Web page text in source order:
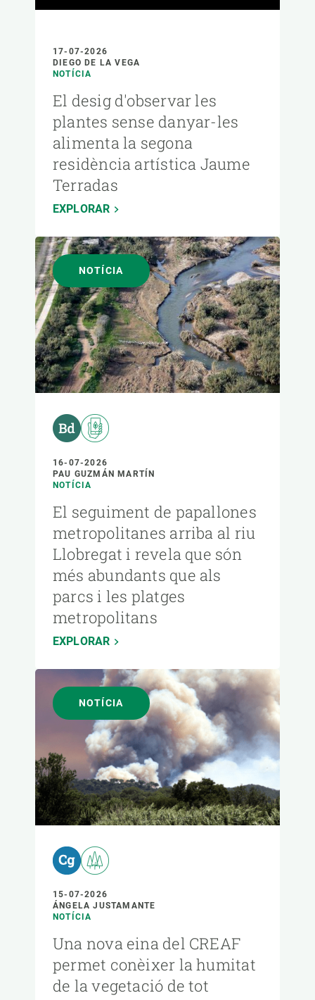
17-07-2026
DIEGO DE LA VEGA
NOTÍCIA
El desig d'observar les
plantes sense danyar-les
alimenta la segona
residència artística Jaume
Terradas
EXPLORAR
NOTÍCIA
16-07-2026
PAU GUZMÁN MARTÍN
NOTÍCIA
El seguiment de papallones
metropolitanes arriba al riu
Llobregat i revela que són
més abundants que als
parcs i les platges
metropolitans
EXPLORAR
NOTÍCIA
15-07-2026
ÁNGELA JUSTAMANTE
NOTÍCIA
Una nova eina del CREAF
permet conèixer la humitat
de la vegetació de tot